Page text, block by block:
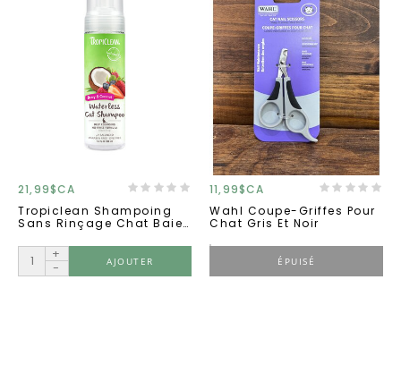
21,99$CA
Tropiclean Shampoing
Sans Rinçage Chat Baie
+
-
AJOUTER
11,99$CA
Wahl Coupe-Griffes Pour
Chat Gris Et Noir
ÉPUISÉ